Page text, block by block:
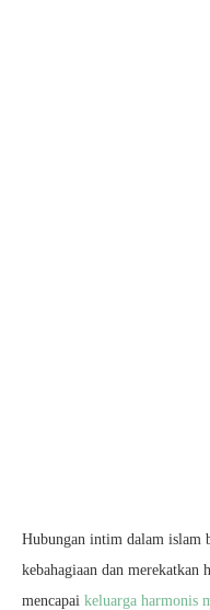
Hubungan intim dalam islam
kebahagiaan dan merekatkan
mencapai keluarga harmonis